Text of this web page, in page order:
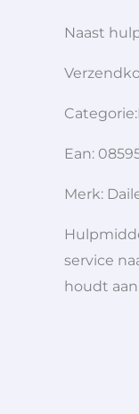
Naast
Ean:
Merk:
service
houdt